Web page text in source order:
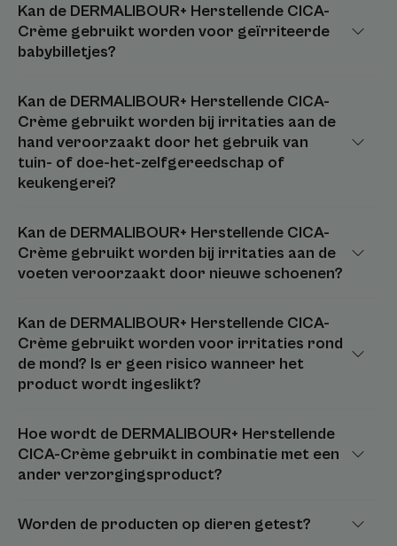
Kan de DERMALIBOUR+ Herstellende CICA-
Crème gebruikt worden voor geïrriteerde
babybilletjes?
Kan de DERMALIBOUR+ Herstellende CICA-
Crème gebruikt worden bij irritaties aan de
hand veroorzaakt door het gebruik van
tuin- of doe-het-zelfgereedschap of
keukengerei?
Kan de DERMALIBOUR+ Herstellende CICA-
Crème gebruikt worden bij irritaties aan de
voeten veroorzaakt door nieuwe schoenen?
Kan de DERMALIBOUR+ Herstellende CICA-
Crème gebruikt worden voor irritaties rond
de mond? Is er geen risico wanneer het
product wordt ingeslikt?
Hoe wordt de DERMALIBOUR+ Herstellende
CICA-Crème gebruikt in combinatie met een
ander verzorgingsproduct?
Worden de producten op dieren getest?